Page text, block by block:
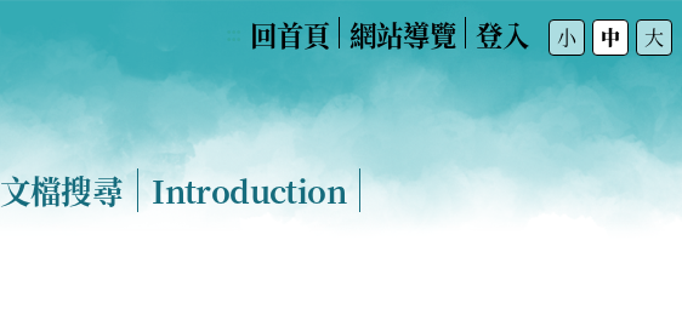
回首頁 網站導覽 登入 小 中 大
文檔搜尋 Introduction